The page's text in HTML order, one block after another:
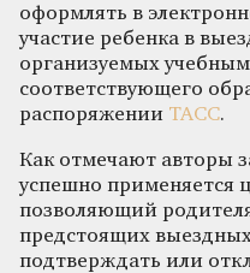
оформлять в
участие ребенка в
организуемых
соответствующего
распоряжении ТАСС.
Как отмечают авторы
успешно применяется
позволяющий
предстоящих
подтверждать или